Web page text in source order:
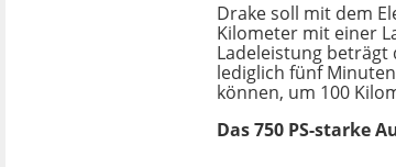
Drake soll mit dem
Kilometer mit einer
Ladeleistung beträgt
lediglich fünf
können, um 100
Das 750 PS-starke